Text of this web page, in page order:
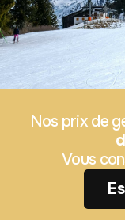
Nos prix de
Vous